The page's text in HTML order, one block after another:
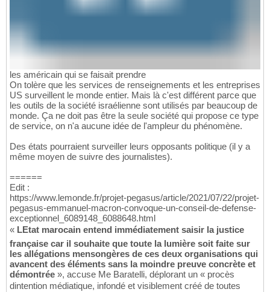
les américain qui se faisait prendre
On tolère que les services de renseignements et les entreprises
US surveillent le monde entier. Mais là c'est différent parce que
les outils de la société israélienne sont utilisés par beaucoup de
monde. Ça ne doit pas être la seule société qui propose ce type
de service, on n'a aucune idée de l'ampleur du phénomène.
Des états pourraient surveiller leurs opposants politique (il y a
même moyen de suivre des journalistes).
======
Edit :
https://www.lemonde.fr/projet-pegasus/article/2021/07/22/projet-
pegasus-emmanuel-macron-convoque-un-conseil-de-defense-
exceptionnel_6089148_6088648.html
« LEtat marocain entend immédiatement saisir la justice
française car il souhaite que toute la lumière soit faite sur
les allégations mensongères de ces deux organisations qui
avancent des éléments sans la moindre preuve concrète et
démontrée », accuse Me Baratelli, déplorant un « procès
dintention médiatique, infondé et visiblement créé de toutes